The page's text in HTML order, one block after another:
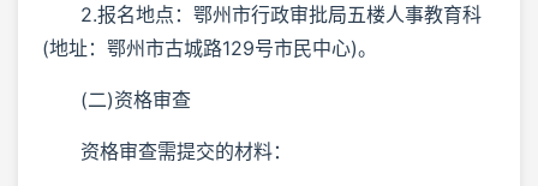
2.报名地点：鄂州市行政审批局五楼人事教育科
(地址：鄂州市古城路129号市民中心)。
(二)资格审查
资格审查需提交的材料：